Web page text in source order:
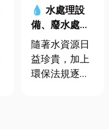
💧 水處理設
備、廢水處理
工程與回收水
工程完整解析
｜打造高效率
隨著水資源日
益珍貴，加上
環保法規逐漸